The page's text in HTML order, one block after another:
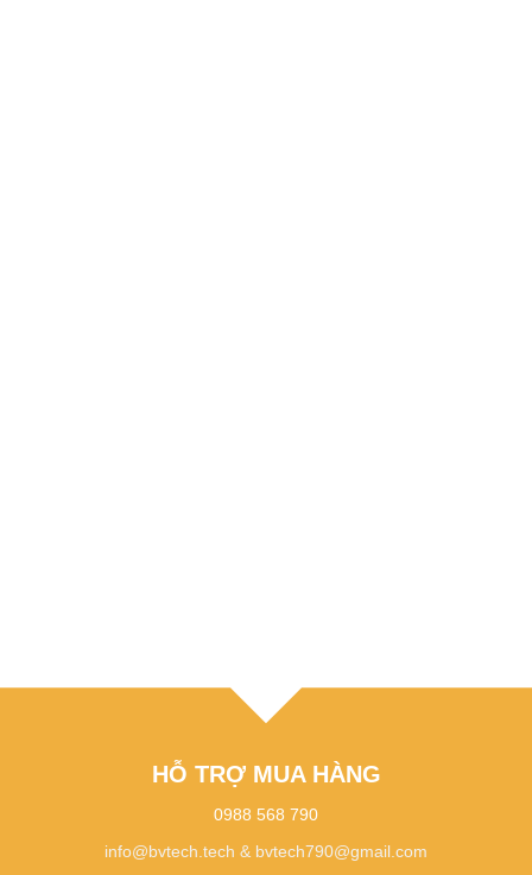
HỖ TRỢ MUA HÀNG
0988 568 790
info@bvtech.tech & bvtech790@gmail.com